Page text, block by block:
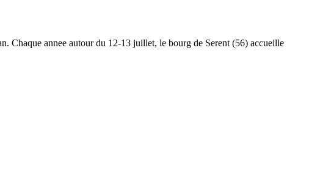
Chaque annee autour du 12-13 juillet, le bourg de Serent (56) accueille